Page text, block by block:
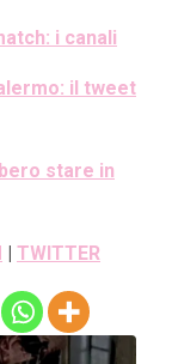
i canali
il tweet
stare in
| TWITTER